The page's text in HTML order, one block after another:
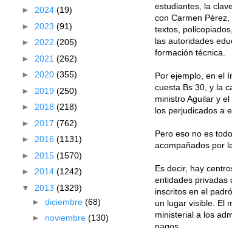
estudiantes, la
con Carmen
textos,
las autoridades
formación técnica.
Por ejemplo, en el
cuesta Bs 30, y la
ministro Aguilar y
los perjudicados a
Pero eso no es
acompañados por
Es decir, hay
entidades privadas
inscritos en el
un lugar visible. El
ministerial a los
pagos.
► 2024 (19)
► 2023 (91)
► 2022 (205)
► 2021 (262)
► 2020 (355)
► 2019 (250)
► 2018 (218)
► 2017 (762)
► 2016 (1131)
► 2015 (1570)
► 2014 (1242)
▼ 2013 (1329)
► diciembre (68)
► noviembre (130)